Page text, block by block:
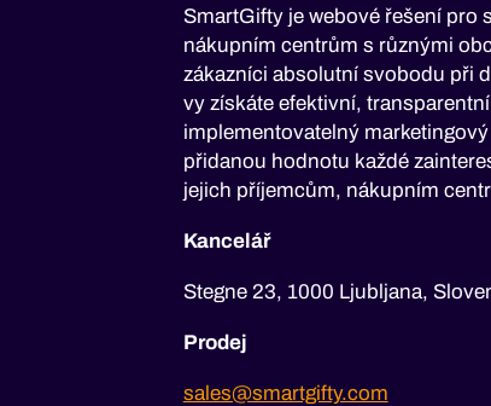
SmartGifty je webové řešení pro
nákupním centrům s různými
zákazníci absolutní svobodu při
vy získáte efektivní,
implementovatelný
přidanou hodnotu každé
jejich příjemcům, nákupním
Kancelář
Stegne 23, 1000 Ljubljana,
Prodej
sales@smartgifty.com